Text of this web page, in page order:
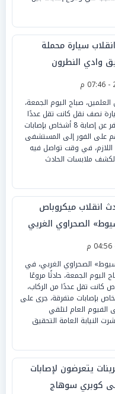
انقلاب سيارة محملة
وادي النطرون
صباح اليوم الجمعة،
نصف نقل كانت تقل عددًا
من العمالة الزراعية، ما أسفر عن إصابة 8 أشخاص بإصابات
على الفور إلى المستشفى
اللازم، في وقت تواصل فيه
لكشف ملابسات الحادث
بحادث انقلاب ميكروباص
الصحراوي الغربي
الصحراوي الغربي، في
الجمعة، حادثًا مروعًا
كانت تقل عددًا من الركاب،
عن إصابة 10 أشخاص بإصابات متفرقة، جرى على
العام لتلقي
النيابة العامة التحقيق
يتعرضون لإصابات
كوبري سوهاج